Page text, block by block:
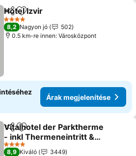
Megosztás
Hozzáadás a kedvencekhez
Hotel Izvir
4 Kategória
8,2 Nagyon jó
502
0.5 km-re innen: Városközpont
Árak megjelenítése
Megosztás
Hozzáadás a kedvencekhez
Vitalhotel der Parktherme
- inkl Thermeneintritt &
Sauna
4 Kategória
8,9 Kiváló
3449